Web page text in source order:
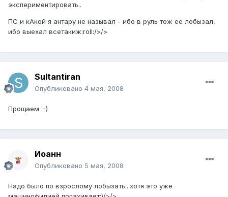
экспериментировать..
ПС и кАкой я антару не называл - ибо в руль тож ее лобызал,
ибо выехал всетакиж:roll:/>/>
Sultantiran
Опубликовано 4 мая, 2008
Прощаем :-)
Иоанн
Опубликовано 5 мая, 2008
Надо было по взрослому лобызать...хотя это уже